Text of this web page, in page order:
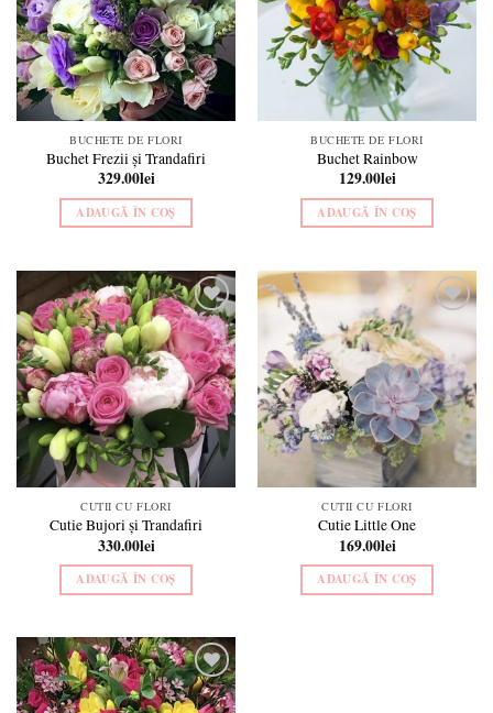
BUCHETE DE FLORI
Buchet Frezii și Trandafiri
329.00lei
ADAUGĂ ÎN COȘ
BUCHETE DE FLORI
Buchet Rainbow
129.00lei
ADAUGĂ ÎN COȘ
Add to
wishlist
CUTII CU FLORI
Cutie Bujori și Trandafiri
330.00lei
ADAUGĂ ÎN COȘ
Add to
wishlist
CUTII CU FLORI
Cutie Little One
169.00lei
ADAUGĂ ÎN COȘ
Add to
wishlist